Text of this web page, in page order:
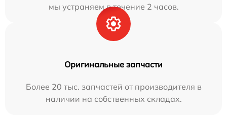
мы устраняем в течение 2 часов.
Оригинальные запчасти
Более 20 тыс. запчастей от производителя в
наличии на собственных складах.